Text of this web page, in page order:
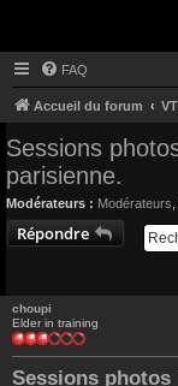
FAQ
Accueil du forum
Sessions
parisienne.
Modérateurs : Modérateurs
Répondre
choupi
Elder in training
Sessions photos